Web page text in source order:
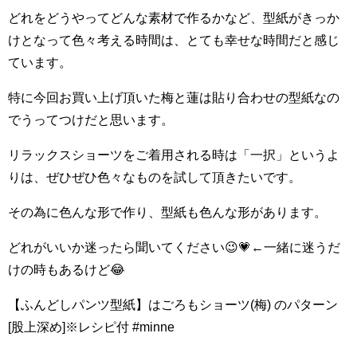
どれをどうやってどんな素材で作るかなど、型紙がきっか
けとなって色々考える時間は、とても幸せな時間だと感じ
ています。
特に今回お買い上げ頂いた梅と蓮は貼り合わせの型紙なの
でうってつけだと思います。
リラックスショーツをご着用される時は「一択」というよ
りは、ぜひぜひ色々なものを試して頂きたいです。
その為に色んな形で作り、型紙も色んな形があります。
どれがいいか迷ったら聞いてください😉💗←一緒に迷うだ
けの時もあるけど😂
【ふんどしパンツ型紙】はごろもショーツ(梅) のパターン
[股上深め]※レシピ付 #minne